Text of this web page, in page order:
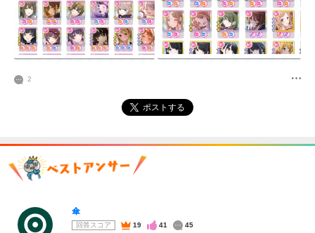
2
ポストする
傘
回答スコア 19 41 45